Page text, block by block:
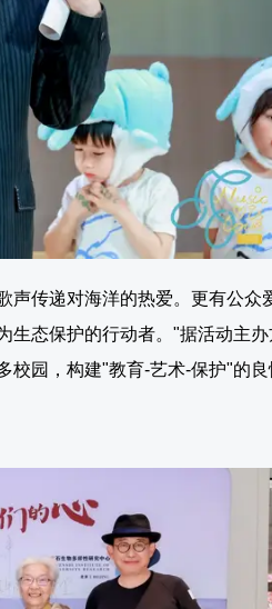
传递对海洋的热爱。更有公
态保护的行动者。"据活动主
园，构建"教育-艺术-保护"的良